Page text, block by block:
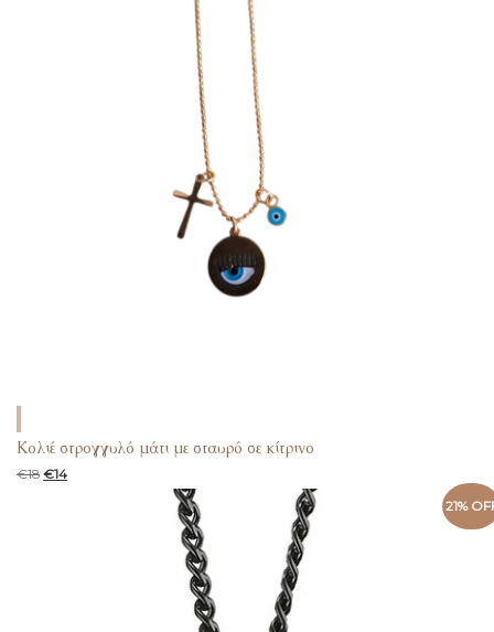
Κολιέ στρογγυλό μάτι με σταυρό σε κίτρινο
€18 €14
21%